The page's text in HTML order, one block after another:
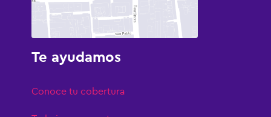
Te ayudamos
Conoce tu cobertura